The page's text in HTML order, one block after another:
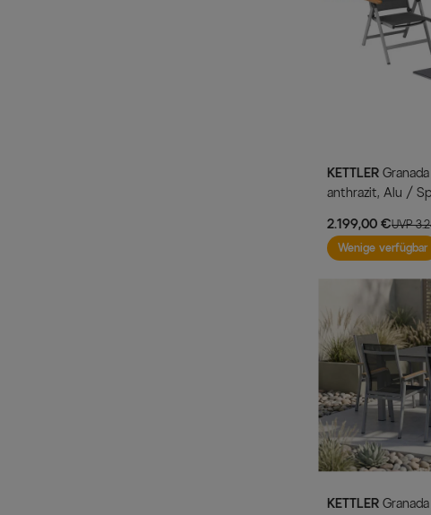
KETTLER
anthrazit, Alu /
180/
2.199,00 €UVP
Wenige verfügbar
KETTLER